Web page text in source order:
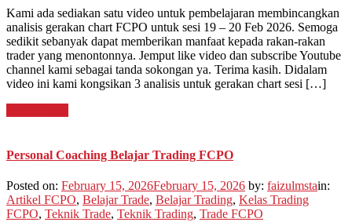
Kami ada sediakan satu video untuk pembelajaran membincangkan
analisis gerakan chart FCPO untuk sesi 19 – 20 Feb 2026. Semoga
sedikit sebanyak dapat memberikan manfaat kepada rakan-rakan
trader yang menontonnya. Jemput like video dan subscribe Youtube
channel kami sebagai tanda sokongan ya. Terima kasih. Didalam
video ini kami kongsikan 3 analisis untuk gerakan chart sesi […]
Personal Coaching Belajar Trading FCPO
Posted on: February 15, 2026February 15, 2026 by: faizulmstain:
Artikel FCPO, Belajar Trade, Belajar Trading, Kelas Trading
FCPO, Teknik Trade, Teknik Trading, Trade FCPO